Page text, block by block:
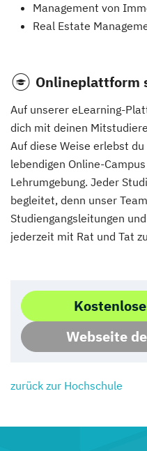
Management von
Real Estate
Onlineplattform
Auf unserer eLearning-
dich mit deinen
Auf diese Weise erlebst
lebendigen Online-
Lehrumgebung. Jeder
begleitet, denn unser
Studiengangsleitungen
jederzeit mit Rat und Tat
Webseite
zurück zur Hochschule